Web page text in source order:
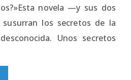
novela —y sus dos
los secretos de la
Unos secretos